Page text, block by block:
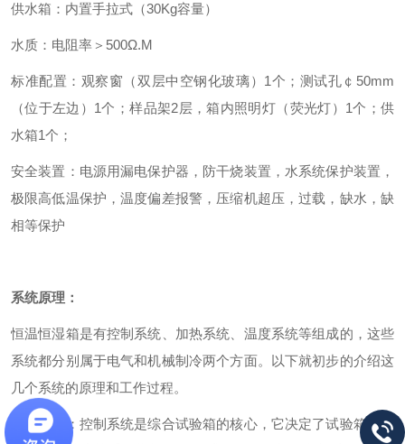
供水箱：内置手拉式（30Kg容量）
水质：电阻率＞500Ω.M
标准配置：观察窗（双层中空钢化玻璃）1个；测试孔￠50mm
（位于左边）1个；样品架2层，箱内照明灯（荧光灯）1个；供
水箱1个；
安全装置：电源用漏电保护器，防干烧装置，水系统保护装置，
极限高低温保护，温度偏差报警，压缩机超压，过载，缺水，缺
相等保护
系统原理：
恒温恒湿箱是有控制系统、加热系统、温度系统等组成的，这些
系统都分别属于电气和机械制冷两个方面。以下就初步的介绍这
几个系统的原理和工作过程。
控制系统：控制系统是综合试验箱的核心，它决定了试验箱的升